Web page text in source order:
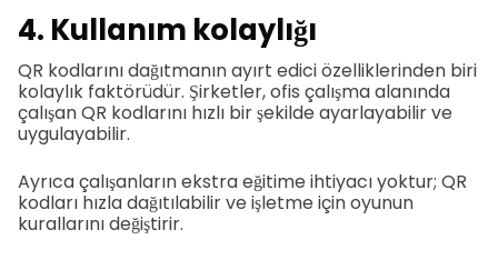
4. Kullanım kolaylığı
QR kodlarını dağıtmanın ayırt edici özelliklerinden biri
kolaylık faktörüdür. Şirketler, ofis çalışma alanında
çalışan QR kodlarını hızlı bir şekilde ayarlayabilir ve
uygulayabilir.
Ayrıca çalışanların ekstra eğitime ihtiyacı yoktur; QR
kodları hızla dağıtılabilir ve işletme için oyunun
kurallarını değiştirir.